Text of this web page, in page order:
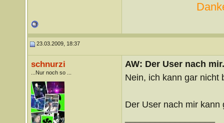
23.03.2009, 18:37
schnurzi
...Nur noch so ...
AW: Der User nach
Nein, ich kann gar nicht
Der User nach mir kann